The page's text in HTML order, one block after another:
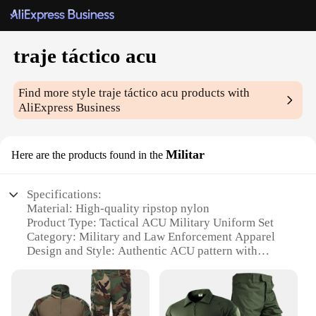
traje táctico acu
Find more styletraje táctico acu products with
AliExpress Business
Here are the products found in the Militar
Specifications:
Material: High-quality ripstop nylon
Product Type: Tactical ACU Military Uniform Set
Category: Military and Law Enforcement Apparel
Design and Style: Authentic ACU pattern with
Usage and Purpose: Ideal for training, field
operations, and tactical scenarios
Performance and Property: Durable, breathable, and